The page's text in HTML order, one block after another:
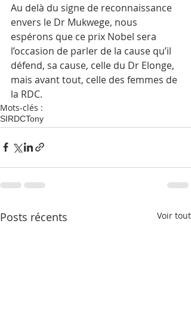
Au delà du signe de reconnaissance
envers le Dr Mukwege, nous
espérons que ce prix Nobel sera
l’occasion de parler de la cause qu’il
défend, sa cause, celle du Dr Elonge,
mais avant tout, celle des femmes de
la RDC.
Mots-clés :
SIRDCTony
Posts récents Voir tout